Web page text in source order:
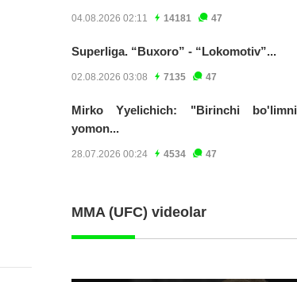
04.08.2026 02:11 14181 47
Superliga. “Buxoro” - “Lokomotiv”...
02.08.2026 03:08 7135 47
Mirko Yyelichich: "Birinchi
yomon...
28.07.2026 00:24 4534 47
MMA (UFC) videolar